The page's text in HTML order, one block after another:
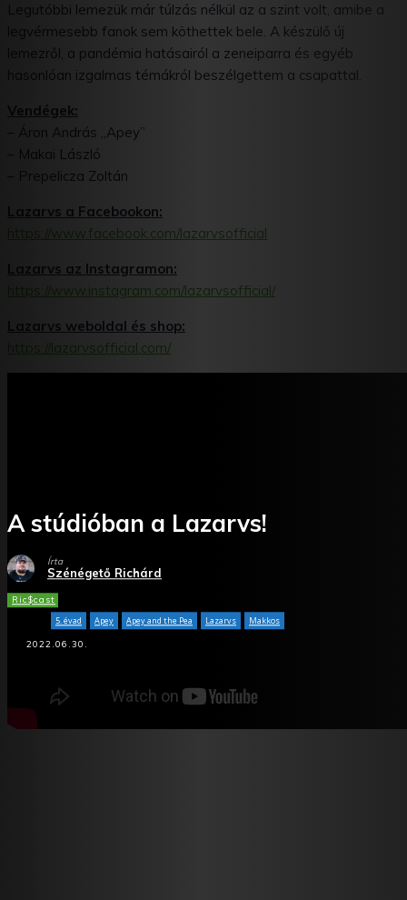
A stúdióban a Lazarvs!
Írta
Szénégető Richárd
Ric$cast
5. évad
Apey Apey and the Pea Lazarvs
Makkos
2022.06.30.
Facebook X WhatsApp
Legutóbbi lemezük már túlzás nélkül az a szint volt, amibe a
legvérmesebb fanok sem köthettek bele. A készülő új
lemezről, a pandémia hatásairól a zeneiparra és egyéb
hasonlóan izgalmas témákról beszélgettem a csapattal.
Vendégek:
– Áron András „Apey”
– Makai László
– Prepelicza Zoltán
Lazarvs a Facebookon:
https://www.facebook.com/lazarvsofficial
Lazarvs az Instagramon:
https://www.instagram.com/lazarvsofficial/
Lazarvs weboldal és shop:
https://lazarvsofficial.com/